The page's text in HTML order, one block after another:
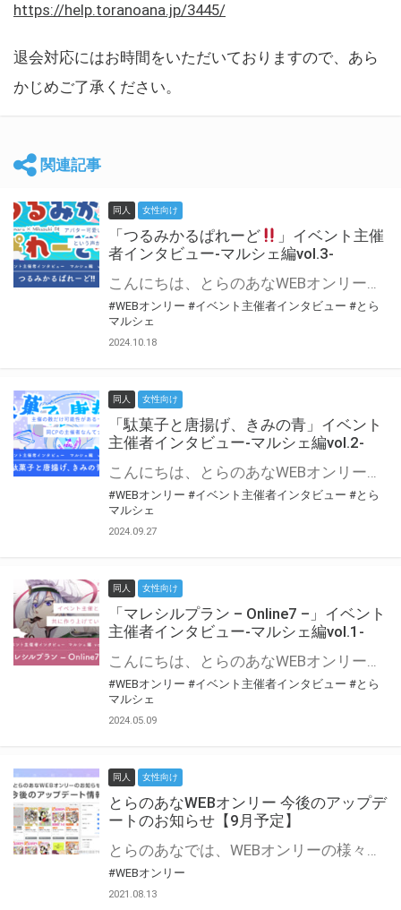
https://help.toranoana.jp/3445/
退会対応にはお時間をいただいておりますので、あら
かじめご了承ください。
関連記事
同人 女性向け
「つるみかるぱれーど
」イベント主催
者インタビュー-マルシェ編vol.3-
こんにちは、とらのあなWEBオンリー運営スタッフです。 新たにお届けする、イベント主催者インタビュー-マルシェ編-は、 とらのあなWEBオンリー「マルシェ」をご利用した主催様に 「マルシェ」を使って開催した感想や心がけをお聞きする企画です。 今回は、WEBオンリー初開催「つるみかるぱれーど
#WEBオンリー #イベント主催者インタビュー #とら
マルシェ
2024.10.18
同人 女性向け
「駄菓子と唐揚げ、きみの青」イベント
主催者インタビュー-マルシェ編vol.2-
こんにちは、とらのあなWEBオンリー運営スタッフです。 新たにお届けする、イベント主催者インタビュー-マルシェ編-は、 とらのあなWEBオンリー「マルシェ」をご利用の主催様に 「マルシェ」を使ってイベントを開催した感想や心がけをお聞きする企画です。 今回は、WEBオンリー初開催「駄菓子と唐揚げ、きみの青」より、 主催のぎこ六屋様にお話を伺いました。 協力：ぎこ六屋様／イベント公式Twitter（@krkgwks） とらのあなWEBオンリー「マルシェ」とは？ WEBオンリーでリアルタイムでコミュニケーションがとれるオンライン会場です。
#WEBオンリー #イベント主催者インタビュー #とら
マルシェ
2024.09.27
同人 女性向け
「マレシルプラン – Online7 –」イベント
主催者インタビュー-マルシェ編vol.1-
こんにちは、とらのあなWEBオンリー運営スタッフです。 新たにお届けする、イベント主催者インタビュー-マルシェ編-は、 とらのあなWEBオンリー「マルシェ」をご利用した主催様に 「マルシェ」を使って開催した感想や心がけをお聞きする企画です。 今回は、WEBオンリー開催7回目迎えた「マレシルプラン – Online7 –」より、 主催の玉川うた様にお話を伺いました。 ▼マレシルプランのインタビュー前回記事 「イベント主催者インタビュー vol.6」はこちら 協力：玉川うた様（マレシルプラン実行委員会 代表）／イベント公式Twitter（@mallesil_plan） とらのあなWEBオンリー「マルシェ」とは？ WEBオンリーでリアルタイムでコミュニケーションがとれるオンライン会場です。
#WEBオンリー #イベント主催者インタビュー #とら
マルシェ
2024.05.09
同人 女性向け
とらのあなWEBオンリー 今後のアップデ
ートのお知らせ【9月予定】
とらのあなでは、WEBオンリーの様々な支援を実施しています。 今回は2021年9月に実装を予定しているアップデート情報についてご紹介いたします。 とらのあなWEBオンリーサイトはこちら
#WEBオンリー
2021.08.13